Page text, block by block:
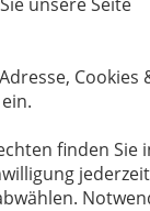
Cookies
finden Sie
jederzeit